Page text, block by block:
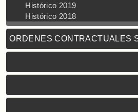
Histórico 2019
Histórico 2018
ORDENES CONTRACTUALES